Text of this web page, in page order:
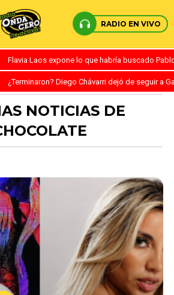
RADIO EN VIVO
Flavia Laos expone lo que habría buscado
¿Terminaron? Diego Chávarri dejó de seguir a
NOTICIAS DE